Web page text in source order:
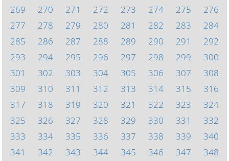
269
270 271 272 273 274 275
276
277
278 279 280 281 282 283
284
285
286 287 288 289 290 291
292
293
294 295 296 297 298 299
300
301
302 303 304 305 306 307
308
309
310 311 312 313 314 315
316
317
318 319 320 321 322 323
324
325
326 327 328 329 330 331
332
333
334 335 336 337 338 339
340
341
342 343 344 345 346 347 348